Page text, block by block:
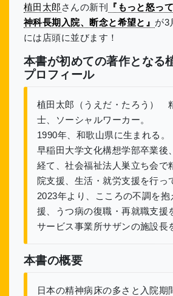
植田太郎 さんの新刊
『もっと怒っ
神科長期入院、断念と希望と』 が3
には店頭に並びます！
本書が初めての著作となる
プロフィール
植田太郎（うえだ・たろう）
士、ソーシャルワーカー。
1990年、和歌山県に生まれる。
早稲田大学文化構想学部卒業後
経て、社会福祉法人巣立ち会で
院支援、生活・就労支援を行っ
2023年より、こころの不調を抱
援、うつ病の復職・再就職支援
サービス事業所サザンの施設長
本書の概要
日本の精神病床の多さと入院期